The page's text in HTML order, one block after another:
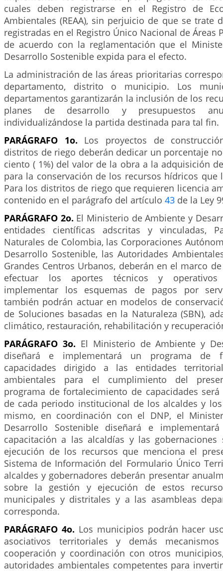
cuales deben registrarse en el Registro de
Ambientales (REAA), sin perjuicio de que se trate
registradas en el Registro Único Nacional de Áreas
de acuerdo con la reglamentación que el
Desarrollo Sostenible expida para el efecto.
La administración de las áreas prioritarias
departamento, distrito o municipio. Los
departamentos garantizarán la inclusión de los
planes de desarrollo y presupuestos
individualizándose la partida destinada para tal fin.
PARÁGRAFO 1o. Los proyectos de
distritos de riego deberán dedicar un porcentaje
ciento ( 1%) del valor de la obra a la adquisición
para la conservación de los recursos hídricos que
Para los distritos de riego que requieren licencia
contenido en el parágrafo del artículo 43 de la Ley
PARÁGRAFO 2o. El Ministerio de Ambiente y
entidades científicas adscritas y vinculadas,
Naturales de Colombia, las Corporaciones
Desarrollo Sostenible, las Autoridades
Grandes Centros Urbanos, deberán en el marco
efectuar los aportes técnicos y operativos
implementar los esquemas de pagos por
también podrán actuar en modelos de
de Soluciones basadas en la Naturaleza (SBN),
climático, restauración, rehabilitación y
PARÁGRAFO 3o. El Ministerio de Ambiente y
diseñará e implementará un programa de
capacidades dirigido a las entidades
ambientales para el cumplimiento del
programa de fortalecimiento de capacidades
de cada periodo institucional de los alcaldes y
mismo, en coordinación con el DNP, el
Desarrollo Sostenible diseñará e
capacitación a las alcaldías y las
ejecución de los recursos que menciona el
Sistema de Información del Formulario Único
alcaldes y gobernadores deberán presentar
sobre la gestión y ejecución de estos
municipales y distritales y a las asambleas
corresponda.
PARÁGRAFO 4o. Los municipios podrán hacer
asociativos territoriales y demás
cooperación y coordinación con otros
autoridades ambientales competentes para